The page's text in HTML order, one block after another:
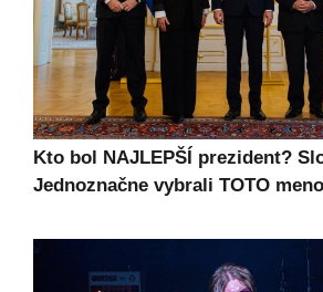
Kto bol NAJLEPŠÍ prezident?
Jednoznačne vybrali TOTO meno